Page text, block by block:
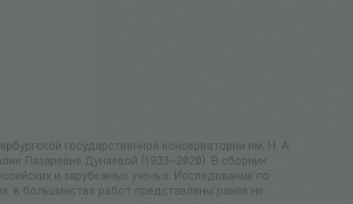
государственной консерватории им. Н. А.
Лазаревне Дунаевой (1933–2020). В сборник
и зарубежных ученых. Исследования по
в большинстве работ представлены ранее не